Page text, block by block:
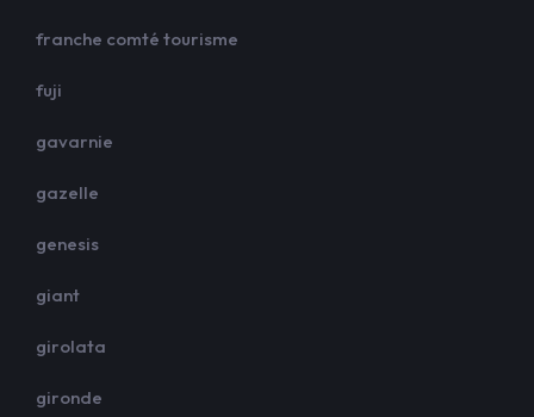
franche comté tourisme
fuji
gavarnie
gazelle
genesis
giant
girolata
gironde